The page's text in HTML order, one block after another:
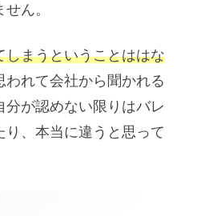
ん。
まうということははな
れて会社から聞かれる
が認めない限りはバレ
、本当に違うと思って